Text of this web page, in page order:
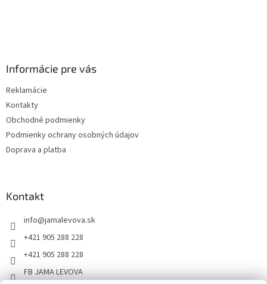
Informácie pre vás
Reklamácie
Kontakty
Obchodné podmienky
Podmienky ochrany osobných údajov
Doprava a platba
Kontakt
info@jamalevova.sk
+421 905 288 228
+421 905 288 228
FB JAMA LEVOVA